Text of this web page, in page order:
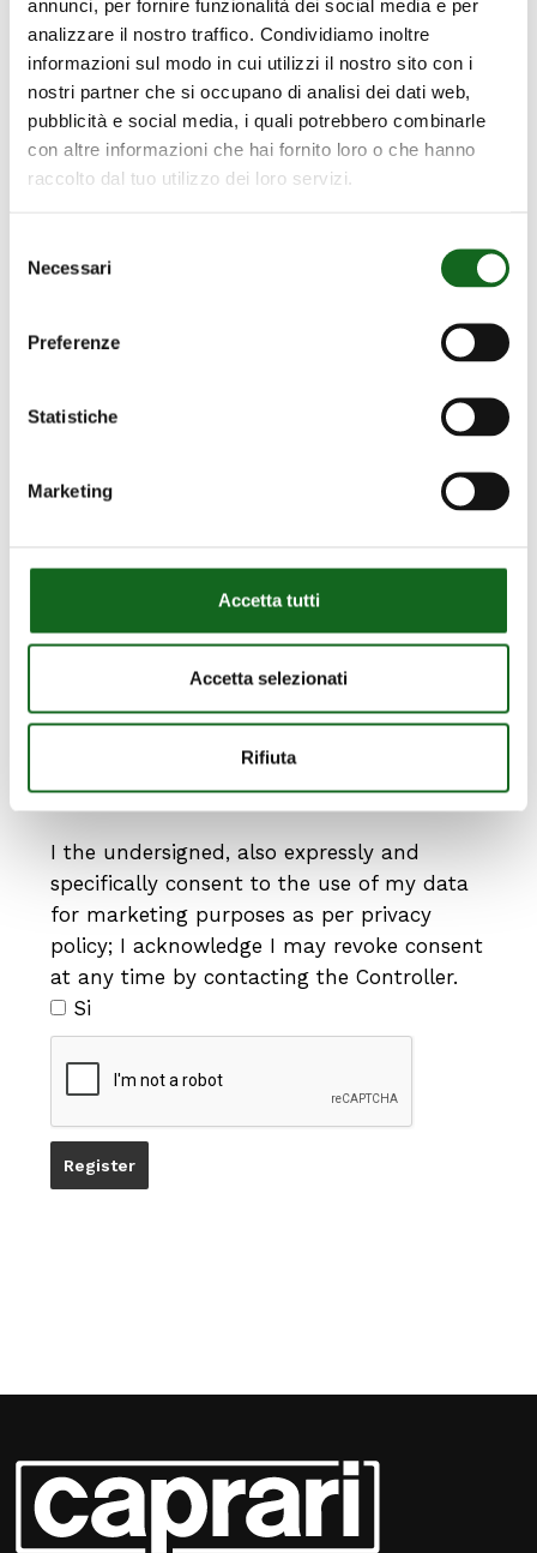
annunci, per fornire funzionalità dei social media e per
analizzare il nostro traffico. Condividiamo inoltre
informazioni sul modo in cui utilizzi il nostro sito con i
nostri partner che si occupano di analisi dei dati web,
pubblicità e social media, i quali potrebbero combinarle
con altre informazioni che hai fornito loro o che hanno
raccolto dal tuo utilizzo dei loro servizi.
delNecessari
Preferenze
Statistiche
Marketing
Accetta tutti
Accetta selezionati
Rifiuta
Consensi rilasciati ai sensi degli articoli 7-
8-9 del Regolamento Europeo 2016/679
Il/la sottoscritto/a
premesso che
1. ha prima d'ora attentamente letto e
compreso in tutte le sue parti l'informativa
conoscenza dei propri diritti; 3. agisce in
condizionamento e/o pressione psicologica;
esprime il più ampio consenso
alla raccolta ed al trattamento dei propri
dati personali, necessari per le finalità di
cui al punto a) dell'informativa sopra citata
Consenso per il "marketing diretto" (il
presente consenso è facoltativo).
I the undersigned, also expressly and
specifically consent to the use of my data
for marketing purposes as per privacy
policy; I acknowledge I may revoke consent
at any time by contacting the Controller.
Si